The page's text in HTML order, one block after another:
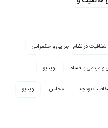
شفافیت در نظام اجرایی و حکمرانی
و مردمی با فساد ویدیو
بودجه مجلس ویدیو